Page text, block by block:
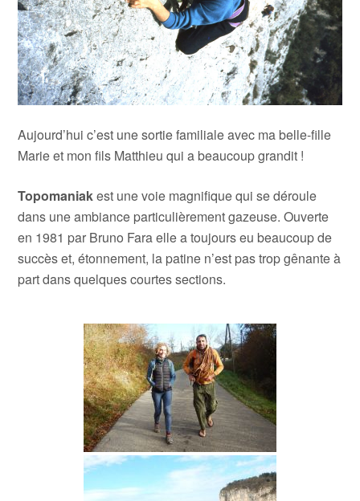
Aujourd’hui c’est une sortie familiale avec ma belle-fille
Marie et mon fils Matthieu qui a beaucoup grandit !
Topomaniakest une voie magnifique qui se déroule
dans une ambiance particulièrement gazeuse. Ouverte
en 1981 par Bruno Fara elle a toujours eu beaucoup de
succès et, étonnement, la patine n’est pas trop gênante à
part dans quelques courtes sections.